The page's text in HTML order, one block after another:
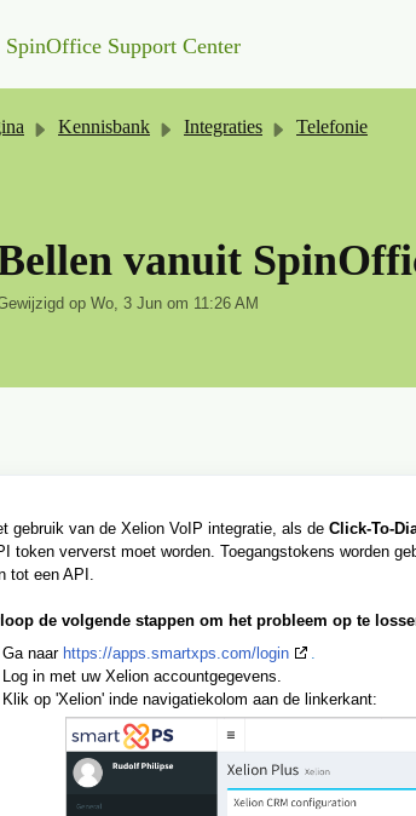
SpinOffice Support Center
Kennisbank Integraties Telefonie
vanuit
op Wo, 3 Jun om 11:26 AM
gebruik van de Xelion VoIP integratie, als de Click-To-
token ververst moet worden. Toegangstokens worden
tot een API.
de volgende stappen om het probleem op te
Ga naar https://apps.smartxps.com/login
.
Log in met uw Xelion accountgegevens.
Klik op 'Xelion' inde navigatiekolom aan de linkerkant: